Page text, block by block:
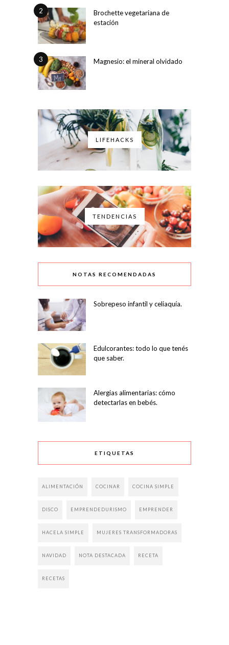
2
Brochette vegetariana de
estación
3 Magnesio: el mineral olvidado
LIFEHACKS
TENDENCIAS
NOTAS RECOMENDADAS
Sobrepeso infantil y celiaquía.
Edulcorantes: todo lo que tenés
que saber.
Alergias alimentarias: cómo
detectarlas en bebés.
ETIQUETAS
ALIMENTACIÓN COCINAR COCINA SIMPLE
DISCO EMPRENDEDURISMO EMPRENDER
HACELA SIMPLE MUJERES TRANSFORMADORAS
NAVIDAD NOTA DESTACADA RECETA
RECETAS